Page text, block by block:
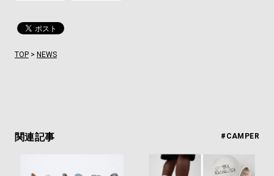
TOP> NEWS
関連記事 #CAMPER